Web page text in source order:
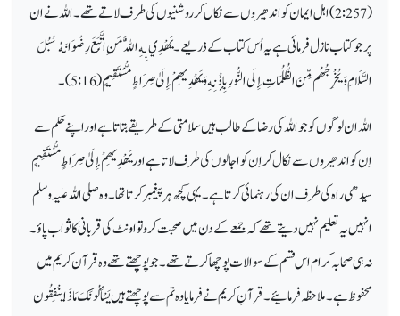
(2:257) اہل ایمان کو اندھیروں
سے نکال کر روشنیوںکی طرف لاتے تھے ۔ اللہ نے ان
پر جو کتاب نازل فرمائیہے یہ اُس کتاب کے ذریعے ۔يَهْدِي بِهِ اللَّهُ مَنِ اتَّبَعَ رِضْوَانَهُ سُبُلَ
السَّلَامِ وَيُخْرِجُهُم مِّنَ الظُّلُمَاتِ إِلَى النُّورِ بِإِذْنِهِ وَيَهْدِيهِمْ إِلَىٰ صِرَاطٍ مُّسْتَقِيمٍ( 5:16) ۔
اللہ ان لوگوں کو جو اللہ کی رضا کے طالب ہیں سلامتیکے طریقے بتاتا ہے او راپنے حکمسے
اِنکو اندھیروںسے نکال کر اِن کو اجالوں کی طرف لاتا ہے اوريَهْدِيهِمْ إِلَىٰ صِرَاطٍ مُّسْتَقِيمٍ
سیدھی راہ کی طرف ان کی رہنمائی کرتاہے ۔ یہی کچھ ہر پیغمبرکرتا تھا ۔ وہ صلی اللہ علیہ وسلم
انہیں یہ تعلیم نہیں دیتےتھے کہ جمعے کے دن میں صحبت کرو تو اونٹ کی قربانی کاثواب پاؤ ۔
نہ ہی صحابہ کرام اس قسم کے سوالات پوچھا کرتے تھے ۔ جو پوچھتے تھےوہ قرآن کریممیں
محفوظ ہے۔ ملاحظہ فرمائیے۔ قرآنِ کریم نے فرمایا وہ تم سے پوچھتے ہیںيَسْأَلُونَكَ مَاذَاینْفِقُون